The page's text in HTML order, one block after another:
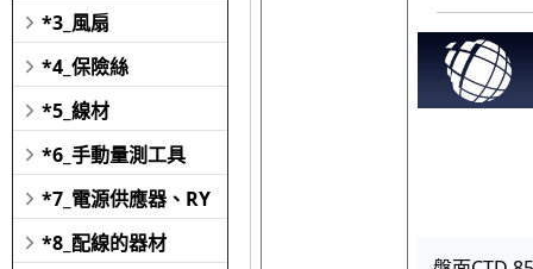
*3_風扇
*4_保險絲
*5_線材
*6_手動量測工具
*7_電源供應器、RY
*8_配線的器材